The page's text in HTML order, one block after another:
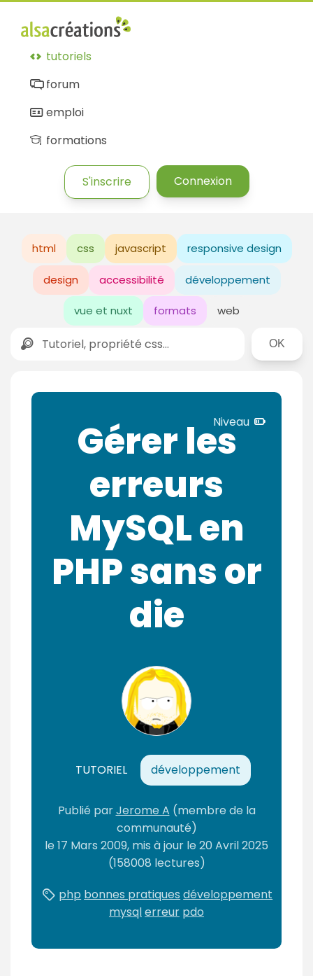
tutoriels
forum
emploi
formations
S'inscrire Connexion
html css javascript responsive design
design accessibilité développement
vue et nuxt formats web
Rechercher
Niveau
Gérer les
erreurs
MySQL en
PHP sans or
die
TUTORIEL développement
Publié parJerome A (membre de la
communauté)
le17 Mars 2009, mis à jour le20 Avril 2025
(158008 lectures)
php bonnes pratiques développement
mysqlerreur pdo